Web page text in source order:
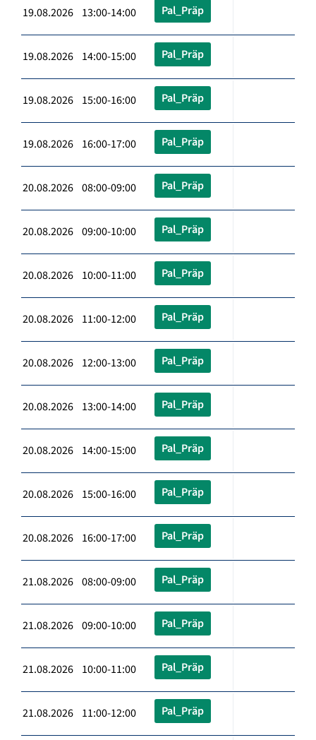
19.08.2026 13:00-14:00 Pal_Präp
19.08.2026 14:00-15:00 Pal_Präp
19.08.2026 15:00-16:00 Pal_Präp
19.08.2026 16:00-17:00 Pal_Präp
20.08.2026 08:00-09:00 Pal_Präp
20.08.2026 09:00-10:00 Pal_Präp
20.08.2026 10:00-11:00 Pal_Präp
20.08.2026 11:00-12:00 Pal_Präp
20.08.2026 12:00-13:00 Pal_Präp
20.08.2026 13:00-14:00 Pal_Präp
20.08.2026 14:00-15:00 Pal_Präp
20.08.2026 15:00-16:00 Pal_Präp
20.08.2026 16:00-17:00 Pal_Präp
21.08.2026 08:00-09:00 Pal_Präp
21.08.2026 09:00-10:00 Pal_Präp
21.08.2026 10:00-11:00 Pal_Präp
21.08.2026 11:00-12:00 Pal_Präp